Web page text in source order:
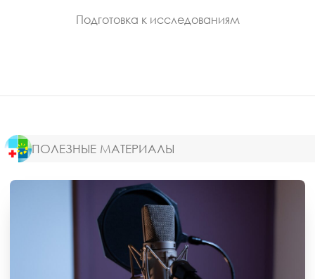
Подготовка к исследованиям
ПОЛЕЗНЫЕ МАТЕРИАЛЫ